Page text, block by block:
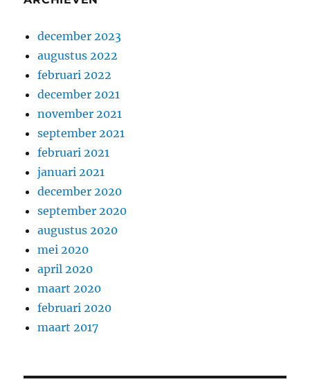
december 2023
augustus 2022
februari 2022
december 2021
november 2021
september 2021
februari 2021
januari 2021
december 2020
september 2020
augustus 2020
mei 2020
april 2020
maart 2020
februari 2020
maart 2017